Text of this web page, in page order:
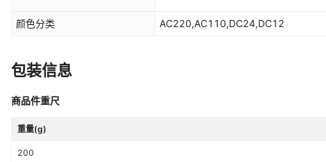
颜色分类 AC220,AC110,DC24,DC12
包装信息
商品件重尺
重量(g)
200